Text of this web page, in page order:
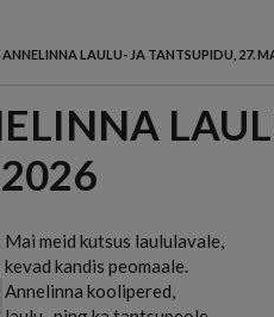
ANNELINNA LAULU- JA TANTSUPIDU, 27.
Mai meid kutsus laululavale,
kevad kandis peomaale.
Annelinna koolipered,